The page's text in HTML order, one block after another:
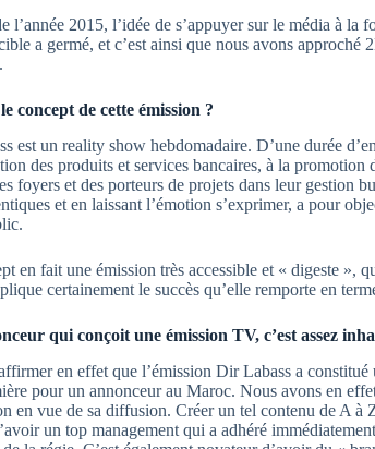
l’année 2015, l’idée de s’appuyer sur le média à
a germé, et c’est ainsi que nous avons
concept de cette émission ?
est un reality show hebdomadaire. D’une durée
des produits et services bancaires, à la promotion
foyers et des porteurs de projets dans leur gestion
et en laissant l’émotion s’exprimer, a pour
en fait une émission très accessible et « digeste »,
certainement le succès qu’elle remporte en
qui conçoit une émission TV, c’est assez
en effet que l’émission Dir Labass a
pour un annonceur au Maroc. Nous avons en
en vue de sa diffusion. Créer un tel contenu de A à
un top management qui a adhéré